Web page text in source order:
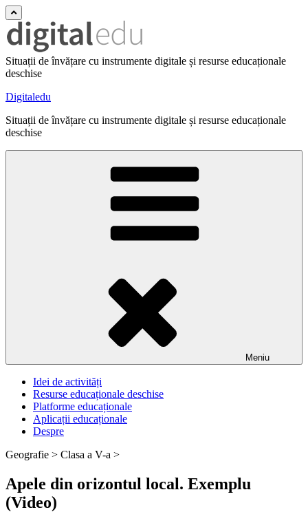
Situații de învățare cu instrumente digitale și resurse educaționale
deschise
Digitaledu
Situații de învățare cu instrumente digitale și resurse educaționale
deschise
Meniu
Idei de activități
Resurse educaționale deschise
Platforme educaționale
Aplicații educaționale
Despre
Geografie > Clasa a V-a >
Apele din orizontul local. Exemplu
(Video)